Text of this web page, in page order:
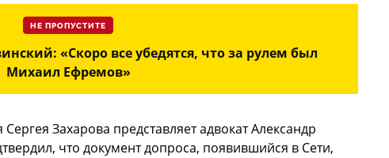
НЕ ПРОПУСТИТЕ
«Скоро все убедятся, что за рулем был
Михаил Ефремов»
Захарова представляет адвокат Александр
что документ допроса, появившийся в Сети,